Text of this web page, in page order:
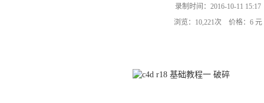
录制时间：2016-10-11 15:17
浏览：10,221次 价格：6 元